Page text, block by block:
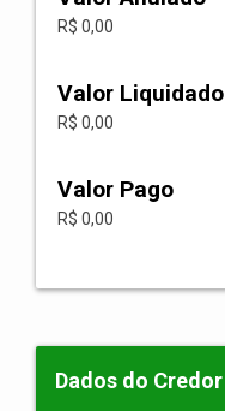
R$ 0,00
Valor Liquidado
R$ 0,00
Valor Pago
R$ 0,00
Dados do Credor